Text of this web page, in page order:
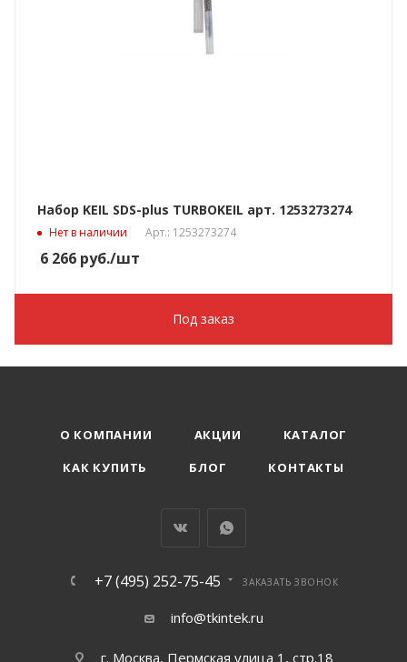
Набор KEIL SDS-plus TURBOKEIL арт. 1253273274
Нет в наличии Арт.: 1253273274
6 266 руб./шт
Под заказ
О КОМПАНИИ АКЦИИ
КАТАЛОГ
КАК КУПИТЬ
БЛОГ КОНТАКТЫ
+7 (495) 252-75-45 ЗАКАЗАТЬ ЗВОНОК
info@tkintek.ru
г. Москва, Пермская улица 1, стр.18